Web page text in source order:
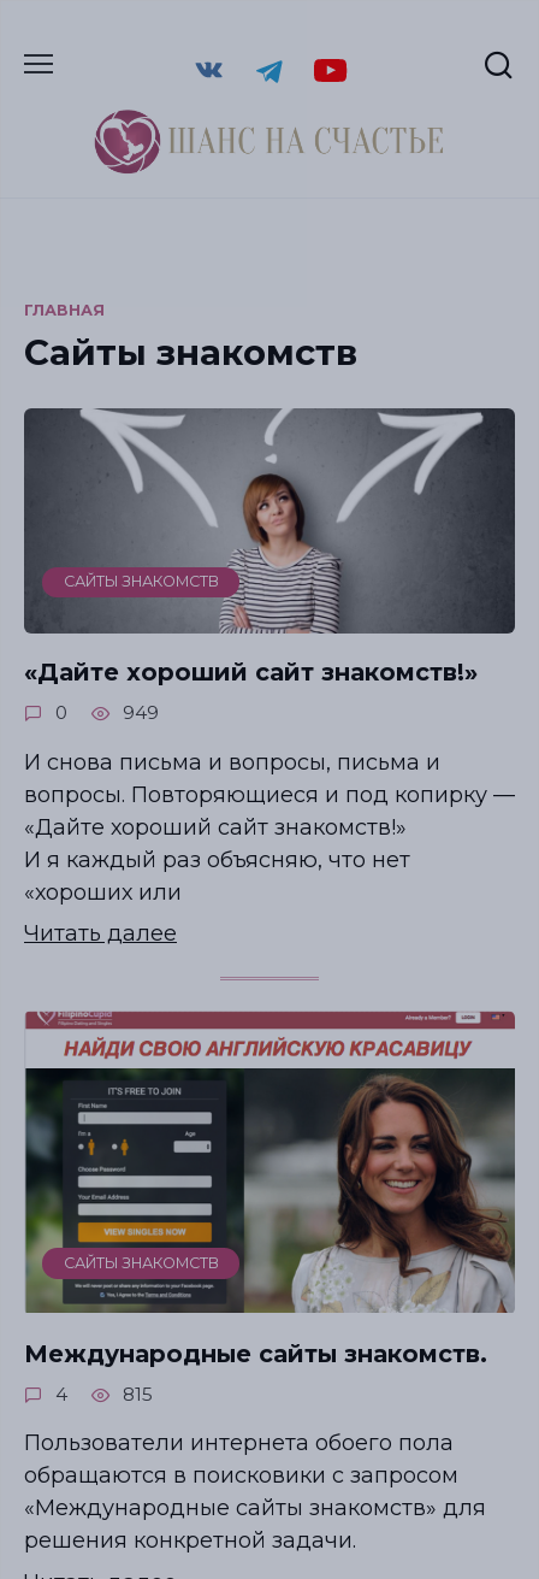
ГЛАВНАЯ
Сайты знакомств
САЙТЫ ЗНАКОМСТВ
«Дайте хороший сайт знакомств!»
0 949
И снова письма и вопросы, письма и
вопросы. Повторяющиеся и под копирку —
«Дайте хороший сайт знакомств!»
И я каждый раз объясняю, что нет
«хороших или
Читать далее
САЙТЫ ЗНАКОМСТВ
Международные сайты знакомств.
4 815
Пользователи интернета обоего пола
обращаются в поисковики с запросом
«Международные сайты знакомств» для
решения конкретной задачи.